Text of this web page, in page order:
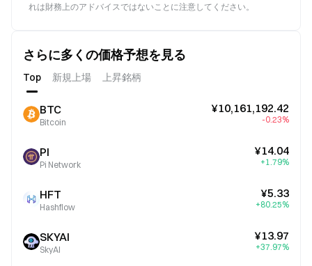
れは財務上のアドバイスではないことに注意してください。
さらに多くの価格予想を見る
Top 新規上場 上昇銘柄
BTC
Bitcoin
¥10,161,192.42
-0.23%
PI
Pi Network
¥14.04
+1.79%
HFT
Hashflow
¥5.33
+80.25%
SKYAI
SkyAI
¥13.97
+37.97%